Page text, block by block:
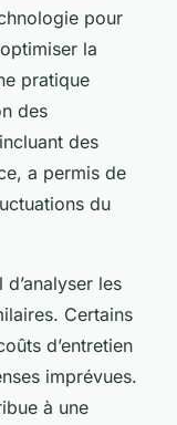
pour
la
pratique
des
des
a permis de
du
les
Certains
d’entretien
imprévues.
à une